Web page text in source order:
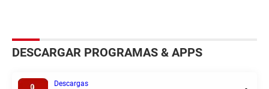
DESCARGAR PROGRAMAS & APPS
Descargas